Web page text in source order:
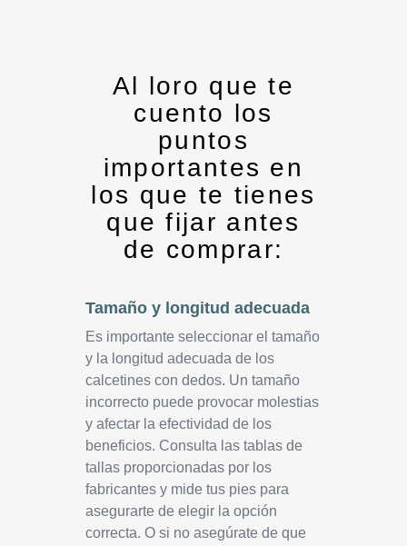
Al loro que te
cuento los
puntos
importantes en
los que te tienes
que fijar antes
de comprar:
Tamaño y longitud adecuada
Es importante seleccionar el tamaño
y la longitud adecuada de los
calcetines con dedos. Un tamaño
incorrecto puede provocar molestias
y afectar la efectividad de los
beneficios. Consulta las tablas de
tallas proporcionadas por los
fabricantes y mide tus pies para
asegurarte de elegir la opción
correcta. O si no asegúrate de que